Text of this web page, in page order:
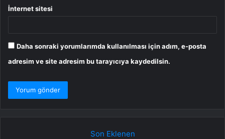
İnternet sitesi
Daha sonraki yorumlarımda kullanılması için adım, e-posta
adresim ve site adresim bu tarayıcıya kaydedilsin.
Son Eklenen